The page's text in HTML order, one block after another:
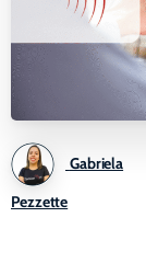
Gabriela
Pezzette